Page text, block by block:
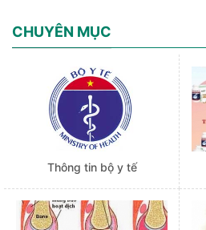
CHUYÊN MỤC
Thông tin bộ y tế